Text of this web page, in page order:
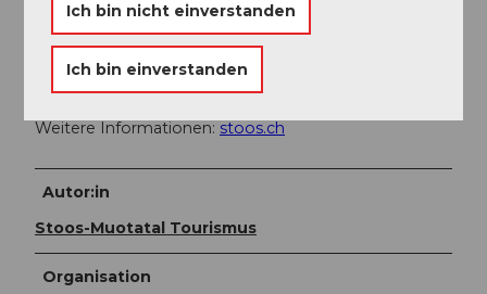
Brunnen, dann mitdem Bus bis zur Talstation der
kleinen Luftseilbahn Morschach-Stoos.
Weitere Infos / Links
Weitere Informationen: stoos.ch
Autor:in
Stoos-Muotatal Tourismus
Organisation
Ich bin nicht einverstanden
Ich bin einverstanden